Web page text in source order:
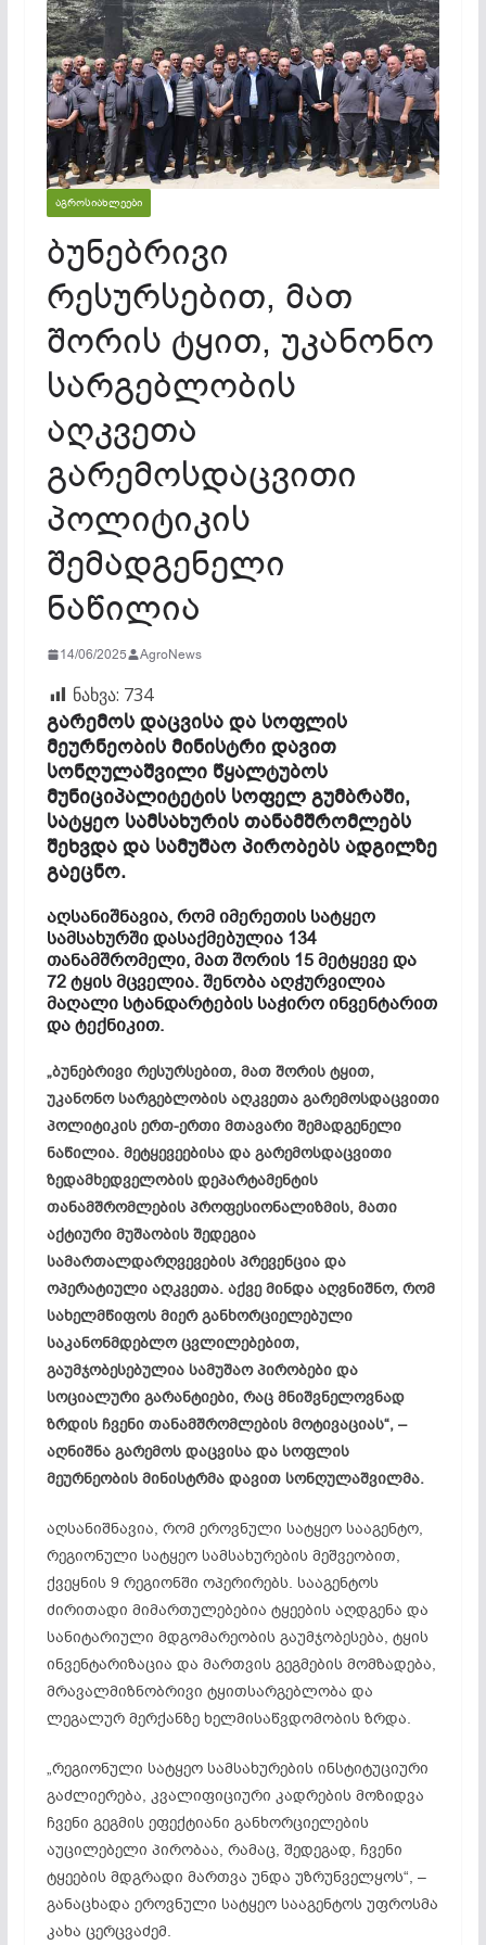
ᲐᲒᲠᲝᲡᲘᲐᲮᲚᲔᲔᲑᲘ
ბუნებრივი
რესურსებით, მათ
შორის ტყით, უკანონო
სარგებლობის
აღკვეთა
გარემოსდაცვითი
პოლიტიკის
შემადგენელი
ნაწილია
14/06/2025 AgroNews
ნახვა: 734
გარემოს დაცვისა და სოფლის
მეურნეობის მინისტრი დავით
სონღულაშვილი წყალტუბოს
მუნიციპალიტეტის სოფელ გუმბრაში,
სატყეო სამსახურის თანამშრომლებს
შეხვდა და სამუშაო პირობებს ადგილზე
გაეცნო.
აღსანიშნავია, რომ იმერეთის სატყეო
სამსახურში დასაქმებულია 134
თანამშრომელი, მათ შორის 15 მეტყევე და
72 ტყის მცველია. შენობა აღჭურვილია
მაღალი სტანდარტების საჭირო ინვენტარით
და ტექნიკით.
„ბუნებრივი რესურსებით, მათ შორის ტყით,
უკანონო სარგებლობის აღკვეთა გარემოსდაცვითი
პოლიტიკის ერთ-ერთი მთავარი შემადგენელი
ნაწილია. მეტყევეებისა და გარემოსდაცვითი
ზედამხედველობის დეპარტამენტის
თანამშრომლების პროფესიონალიზმის, მათი
აქტიური მუშაობის შედეგია
სამართალდარღვევების პრევენცია და
ოპერატიული აღკვეთა. აქვე მინდა აღვნიშნო, რომ
სახელმწიფოს მიერ განხორციელებული
საკანონმდებლო ცვლილებებით,
გაუმჯობესებულია სამუშაო პირობები და
სოციალური გარანტიები, რაც მნიშვნელოვნად
ზრდის ჩვენი თანამშრომლების მოტივაციას“, –
აღნიშნა გარემოს დაცვისა და სოფლის
მეურნეობის მინისტრმა დავით სონღულაშვილმა.
აღსანიშნავია, რომ ეროვნული სატყეო სააგენტო,
რეგიონული სატყეო სამსახურების მეშვეობით,
ქვეყნის 9 რეგიონში ოპერირებს. სააგენტოს
ძირითადი მიმართულებებია ტყეების აღდგენა და
სანიტარიული მდგომარეობის გაუმჯობესება, ტყის
ინვენტარიზაცია და მართვის გეგმების მომზადება,
მრავალმიზნობრივი ტყითსარგებლობა და
ლეგალურ მერქანზე ხელმისაწვდომობის ზრდა.
„რეგიონული სატყეო სამსახურების ინსტიტუციური
გაძლიერება, კვალიფიციური კადრების მოზიდვა
ჩვენი გეგმის ეფექტიანი განხორციელების
აუცილებელი პირობაა, რამაც, შედეგად, ჩვენი
ტყეების მდგრადი მართვა უნდა უზრუნველყოს“, –
განაცხადა ეროვნული სატყეო სააგენტოს უფროსმა
კახა ცერცვაძემ.